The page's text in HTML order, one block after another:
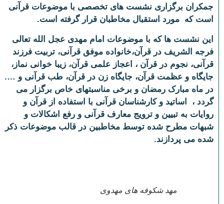
جمکران برگزاری نشست های تخصصی با موضوعات قرآنی
است که مورد استقبال مخاطبان قرار گرفته است.
این نشست ها که با موضوعات امام مهدی عجل الله تعالی
فرجه الشریف در قرآن،خانواده موفق قرآنی، تربیت فرزند
قرآنی، نجوم در قرآن ، اعجاز علمی قرآن، زیبا خوانی نماز،
جایگاه و عظمت قرآن، جایگاه زن در قرآن، طب قرآنی و ….
در ماه مبارک رمضان و برخی مناسبتهای خاص برگزار می
گردد ، اساتید و کارشناسان قرآنی با استفاده از قرآن و
روایات به تبیین و ترویج معارف قرآنی و رفع اشکالات و
شبهات مطرح شده توسط مخاطبین در قالب موضوعات ذکر
شده می پردازند.
مهد شکوفه های مهدوی